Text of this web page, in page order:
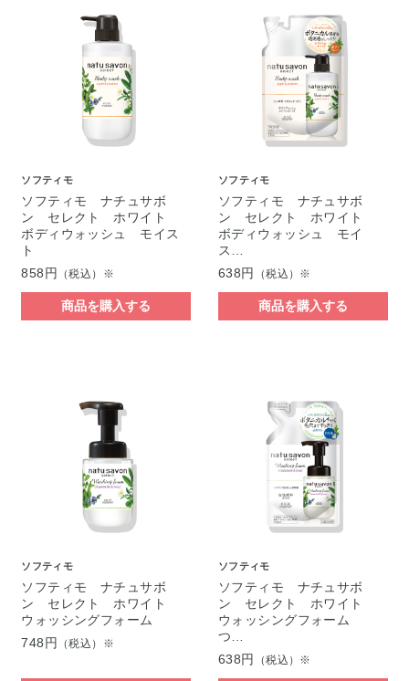
ソフティモ
ソフティモ ナチュサボ
ン セレクト ホワイト
ボディウォッシュ モイス
ト
858円
（税込）※
商品を購入する
ソフティモ
ソフティモ ナチュサボ
ン セレクト ホワイト
ボディウォッシュ モイ
ス…
638円
（税込）※
商品を購入する
ソフティモ
ソフティモ ナチュサボ
ン セレクト ホワイト
ウォッシングフォーム
748円 （税込）※
ソフティモ
ソフティモ ナチュサボ
ン セレクト ホワイト
ウォッシングフォーム
つ…
638円
（税込）※